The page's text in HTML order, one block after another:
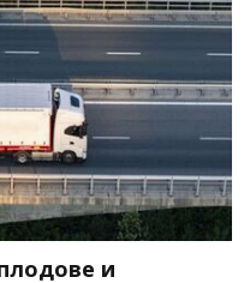
и